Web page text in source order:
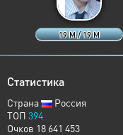
19 M / 19 M
Статистика
Страна
Россия
ТОП 394
Очков 18 641 453